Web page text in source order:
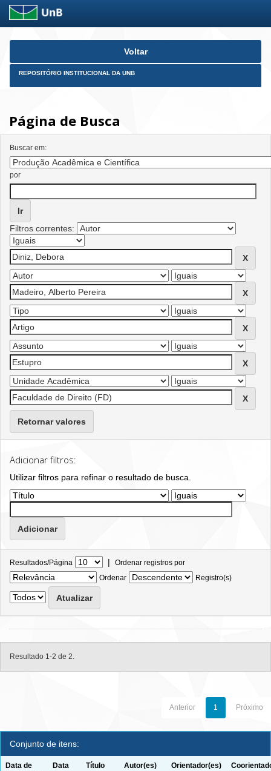
Skip
Voltar
REPOSITÓRIO INSTITUCIONAL DA UNB
Página de Busca
Buscar em:
por
Filtros correntes:
Retornar valores
Adicionar filtros:
Utilizar filtros para refinar o resultado de busca.
Resultados/Página | Ordenar registros por
Ordenar
Registro(s)
Resultado 1-2 de 2.
Anterior 1 Próximo
Conjunto de itens:
Data de
Data
Título Autor(es) Orientador(es)